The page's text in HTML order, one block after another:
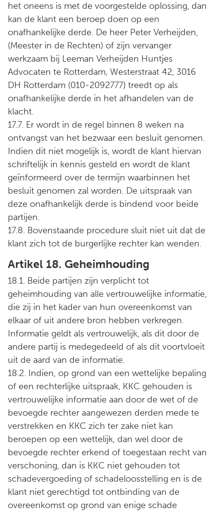
het oneens is met de voorgestelde oplossing, dan
kan de klant een beroep doen op een
onafhankelijke derde. De heer Peter Verheijden,
(Meester in de Rechten) of zijn vervanger
werkzaam bij Leeman Verheijden Huntjes
Advocaten te Rotterdam, Westerstraat 42, 3016
DH Rotterdam (010-2092777) treedt op als
onafhankelijke derde in het afhandelen van de
klacht.
17.7. Er wordt in de regel binnen 8 weken na
ontvangst van het bezwaar een besluit genomen.
Indien dit niet mogelijk is, wordt de klant hiervan
schriftelijk in kennis gesteld en wordt de klant
geïnformeerd over de termijn waarbinnen het
besluit genomen zal worden. De uitspraak van
deze onafhankelijk derde is bindend voor beide
partijen.
17.8. Bovenstaande procedure sluit niet uit dat de
klant zich tot de burgerlijke rechter kan wenden.
Artikel 18. Geheimhouding
18.1. Beide partijen zijn verplicht tot
geheimhouding van alle vertrouwelijke informatie,
die zij in het kader van hun overeenkomst van
elkaar of uit andere bron hebben verkregen.
Informatie geldt als vertrouwelijk, als dit door de
andere partij is medegedeeld of als dit voortvloeit
uit de aard van de informatie.
18.2. Indien, op grond van een wettelijke bepaling
of een rechterlijke uitspraak, KKC gehouden is
vertrouwelijke informatie aan door de wet of de
bevoegde rechter aangewezen derden mede te
verstrekken en KKC zich ter zake niet kan
beroepen op een wettelijk, dan wel door de
bevoegde rechter erkend of toegestaan recht van
verschoning, dan is KKC niet gehouden tot
schadevergoeding of schadeloosstelling en is de
klant niet gerechtigd tot ontbinding van de
overeenkomst op grond van enige schade